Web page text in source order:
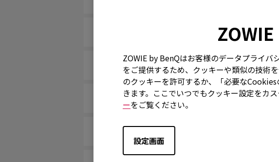
ZOWIE by BenQはお客様のデータプライ
をご提供するため、クッキーや類似の技術
のクッキーを許可するか、「必要な
きます。ここでいつでもクッキー設定をカ
ーをご覧ください。
設定画面
マウスのボタンがまるでずっと押しっぱなしのよ
スクロールが緩んでおり、マウスを素早く動かす
私のマウスがPCに認識されません。「不明な
The cursor stops at the edge of the screen